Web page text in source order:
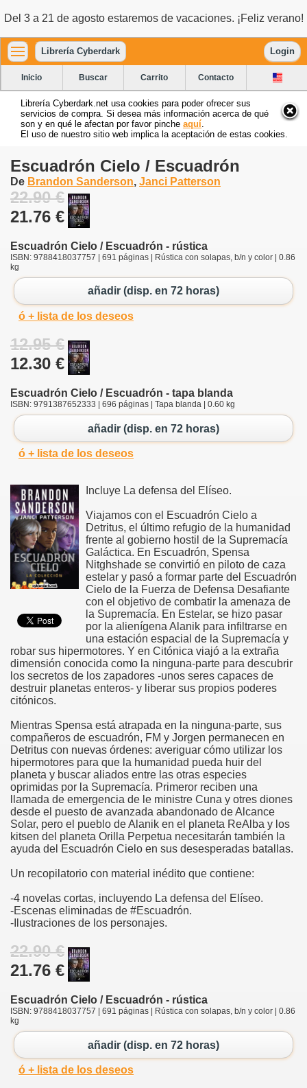
Del 3 a 21 de agosto estaremos de vacaciones. ¡Feliz verano!
Librería Cyberdark Login
Inicio Buscar Carrito Contacto
Librería Cyberdark.net usa cookies para poder ofrecer sus
servicios de compra. Si desea más información acerca de qué
son y en qué le afectan por favor pinche aquí
El uso de nuestro sitio web implica la aceptación de estas cookies.
Escuadrón Cielo / Escuadrón
De Brandon Sanderson, Janci Patterson
22.90 €
21.76 €
Escuadrón Cielo / Escuadrón - rústica
ISBN: 9788418037757 | 691 páginas | Rústica con solapas, b/n y color | 0.86
kg
añadir (disp. en 72 horas)
ó + lista de los deseos
12.95 €
12.30 €
Escuadrón Cielo / Escuadrón - tapa blanda
ISBN: 9791387652333 | 696 páginas | Tapa blanda | 0.60 kg
añadir (disp. en 72 horas)
ó + lista de los deseos
Incluye La defensa del Elíseo.
Viajamos con el Escuadrón Cielo a
Detritus, el último refugio de la humanidad
frente al gobierno hostil de la Supremacía
Galáctica. En Escuadrón, Spensa
Nitghshade se convirtió en piloto de caza
estelar y pasó a formar parte del Escuadrón
Cielo de la Fuerza de Defensa Desafiante
con el objetivo de combatir la amenaza de
la Supremacía. En Estelar, se hizo pasar
por la alienígena Alanik para infiltrarse en
una estación espacial de la Supremacía y
robar sus hipermotores. Y en Citónica viajó a la extraña
dimensión conocida como la ninguna-parte para descubrir
los secretos de los zapadores -unos seres capaces de
destruir planetas enteros- y liberar sus propios poderes
citónicos.
Mientras Spensa está atrapada en la ninguna-parte, sus
compañeros de escuadrón, FM y Jorgen permanecen en
Detritus con nuevas órdenes: averiguar cómo utilizar los
hipermotores para que la humanidad pueda huir del
planeta y buscar aliados entre las otras especies
oprimidas por la Supremacía. Primeror reciben una
llamada de emergencia de le ministre Cuna y otres diones
desde el puesto de avanzada abandonado de Alcance
Solar, pero el pueblo de Alanik en el planeta ReAlba y los
kitsen del planeta Orilla Perpetua necesitarán también la
ayuda del Escuadrón Cielo en sus desesperadas batallas.
Un recopilatorio con material inédito que contiene:
-4 novelas cortas, incluyendo La defensa del Elíseo.
-Escenas eliminadas de #Escuadrón.
-Ilustraciones de los personajes.
22.90 €
21.76 €
Escuadrón Cielo / Escuadrón - rústica
ISBN: 9788418037757 | 691 páginas | Rústica con solapas, b/n y color | 0.86
kg
añadir (disp. en 72 horas)
ó + lista de los deseos